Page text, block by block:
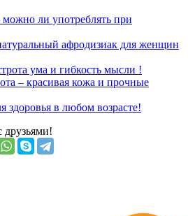
можно ли употреблять при
афродизиак для женщин
ума и гибкость мысли !
– красивая кожа и прочные
здоровья в любом возрасте!
друзьями!